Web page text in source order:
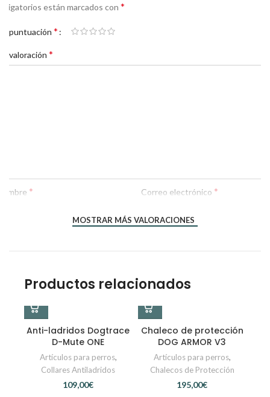
están marcados con *
puntuación *
valoración *
* Correo electrónico *
MOSTRAR MÁS VALORACIONES
Productos relacionados
Anti-ladridos Dogtrace
D-Mute ONE
Artículos para perros,
Collares Antiladridos
€
Chaleco de protección
DOG ARMOR V3
Artículos para perros,
Chalecos de Protección
€